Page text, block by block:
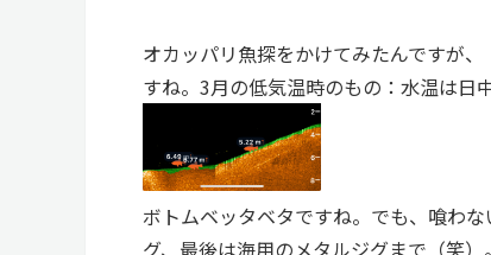
オカッパリ魚探をかけてみたんですが
すね。3月の低気温時のもの：水温は日
ボトムベッタベタですね。でも、喰わ
グ、最後は海用のメタルジグまで（笑）。